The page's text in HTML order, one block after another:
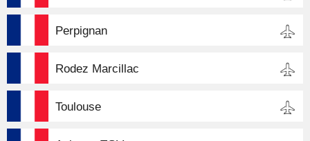
Perpignan
Rodez Marcillac
Toulouse